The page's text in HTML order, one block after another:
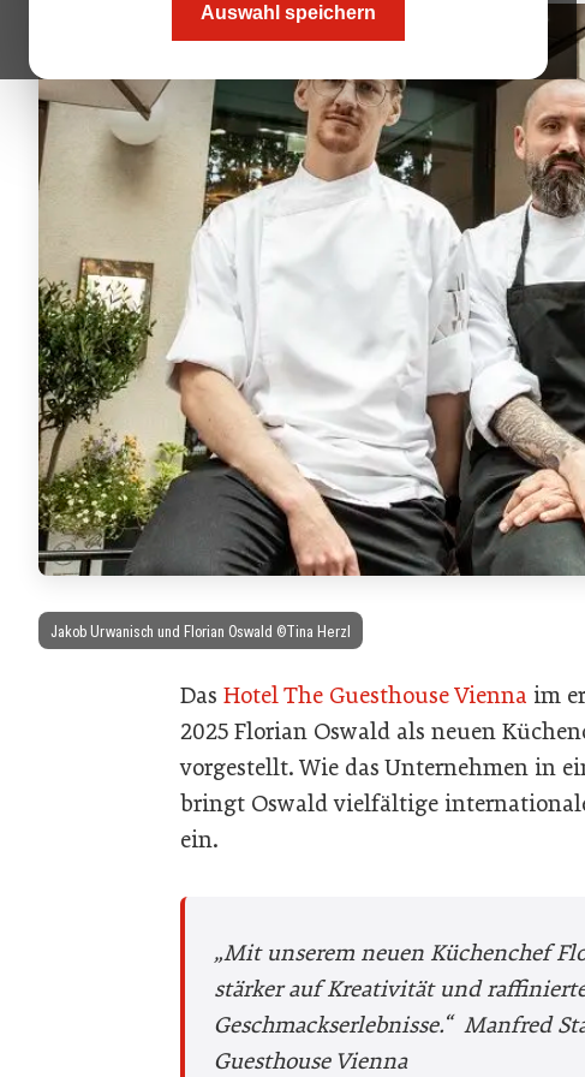
Auswahl speichern
Jakob Urwanisch und Florian Oswald ©Tina Herzl
Das Hotel The Guesthouse Vienna im
2025 Florian Oswald als neuen
vorgestellt. Wie das Unternehmen in
bringt Oswald vielfältige
ein.
„Mit unserem neuen Küchenchef
stärker auf Kreativität und
Geschmackserlebnisse.“ Manfred
Guesthouse Vienna